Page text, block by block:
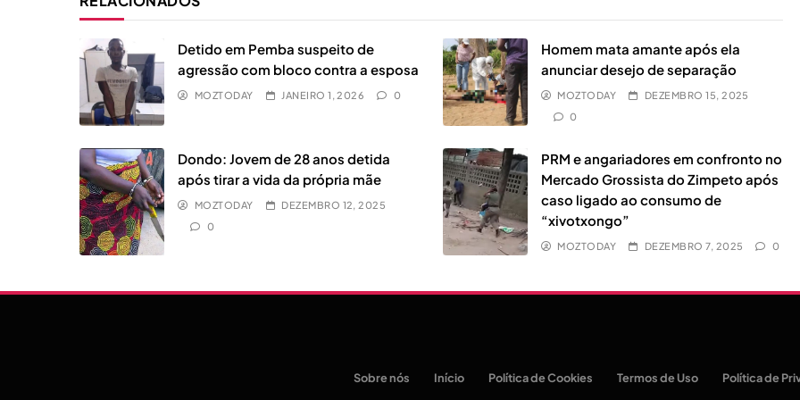
Detido em Pemba suspeito de
agressão com bloco contra a esposa
MOZTODAY JANEIRO 1, 2026 0
Homem mata amante após ela
anunciar desejo de separação
MOZTODAY
DEZEMBRO 15, 2025
0
Dondo: Jovem de 28 anos detida
após tirar a vida da própria mãe
MOZTODAY
DEZEMBRO 12, 2025
0
PRM e angariadores em confronto no
Mercado Grossista do Zimpeto após
caso ligado ao consumo de
“xivotxongo”
MOZTODAY DEZEMBRO 7, 2025 0
Sobre nós Início Política de Cookies Termos de Uso Política de